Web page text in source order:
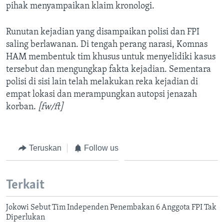
pihak menyampaikan klaim kronologi.
Runutan kejadian yang disampaikan polisi dan FPI
saling berlawanan. Di tengah perang narasi, Komnas
HAM membentuk tim khusus untuk menyelidiki kasus
tersebut dan mengungkap fakta kejadian. Sementara
polisi di sisi lain telah melakukan reka kejadian di
empat lokasi dan merampungkan autopsi jenazah
korban. [fw/ft]
Teruskan Follow us
Terkait
Jokowi Sebut Tim Independen Penembakan 6 Anggota FPI Tak
Diperlukan